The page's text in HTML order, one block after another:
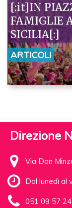
[:it]IN
FAMIGLIE
SICILIA[:]
ARTICOLI
Direzione
Via Don
Dal lunedì al
051 09 57